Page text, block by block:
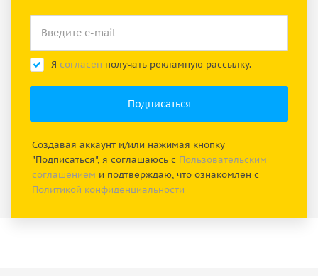
Я согласен получать рекламную рассылку.
Создавая аккаунт и/или нажимая кнопку
"Подписаться", я соглашаюсь с Пользовательским
соглашением и подтверждаю, что ознакомлен с
Политикой конфиденциальности